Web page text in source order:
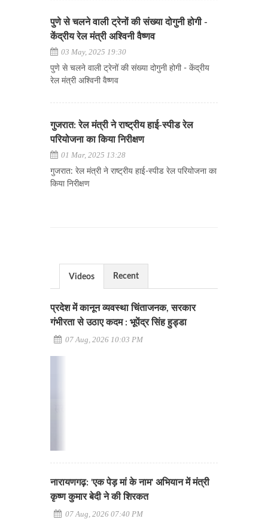
पुणे से चलने वाली ट्रेनों की संख्या दोगुनी होगी -
केंद्रीय रेल मंत्री अश्विनी वैष्णव
03 May, 2025 19:30
पुणे से चलने वाली ट्रेनों की संख्या दोगुनी होगी - केंद्रीय
रेल मंत्री अश्विनी वैष्णव
गुजरात: रेल मंत्री ने राष्ट्रीय हाई-स्पीड रेल
परियोजना का किया निरीक्षण
01 Mar, 2025 13:28
गुजरात: रेल मंत्री ने राष्ट्रीय हाई-स्पीड रेल परियोजना का
किया निरीक्षण
Videos Recent
प्रदेश में कानून व्यवस्था चिंताजनक, सरकार
गंभीरता से उठाए कदम : भूपेंद्र सिंह हुड्डा
07 Aug, 2026 10:03 PM
नारायणगढ़: 'एक पेड़ मां के नाम' अभियान में मंत्री
कृष्ण कुमार बेदी ने की शिरकत
07 Aug, 2026 07:40 PM